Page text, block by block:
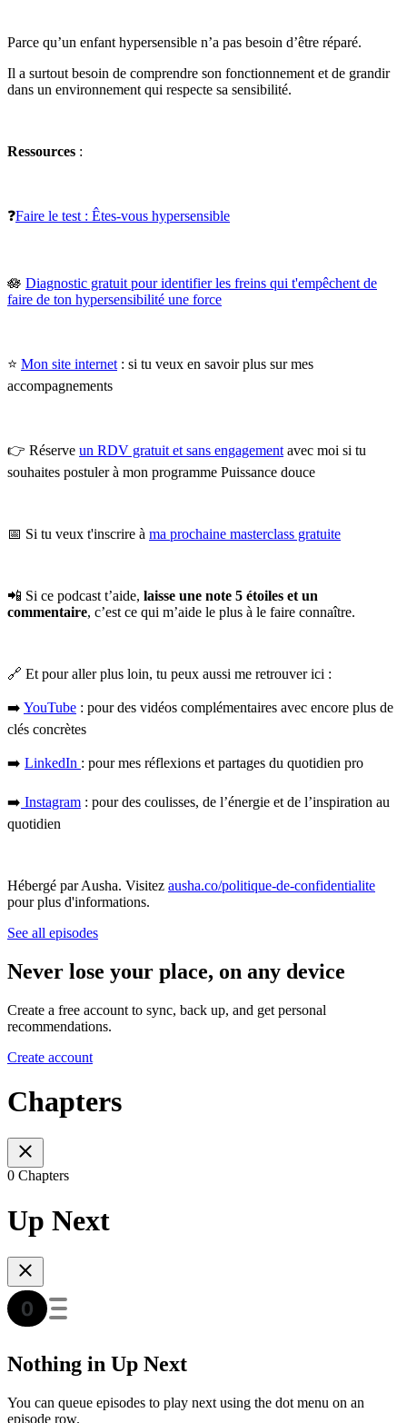
Parce qu’un enfant hypersensible n’a pas besoin d’être réparé.
Il a surtout besoin de comprendre son fonctionnement et de grandir
dans un environnement qui respecte sa sensibilité.
Ressources :
❓Faire le test : Êtes-vous hypersensible
🪷 Diagnostic gratuit pour identifier les freins qui t'empêchent de
faire de ton hypersensibilité une force
⭐ Mon site internet : si tu veux en savoir plus sur mes
accompagnements
👉 Réserve un RDV gratuit et sans engagement avec moi si tu
souhaites postuler à mon programme Puissance douce
📅 Si tu veux t'inscrire à ma prochaine masterclass gratuite
📲 Si ce podcast t’aide, laisse une note 5 étoiles et un
commentaire, c’est ce qui m’aide le plus à le faire connaître.
🔗 Et pour aller plus loin, tu peux aussi me retrouver ici :
➡️ YouTube : pour des vidéos complémentaires avec encore plus de
clés concrètes
➡️ LinkedIn : pour mes réflexions et partages du quotidien pro
➡️ Instagram : pour des coulisses, de l’énergie et de l’inspiration au
quotidien
Hébergé par Ausha. Visitez ausha.co/politique-de-confidentialite
pour plus d'informations.
See all episodes
Never lose your place, on any device
Create a free account to sync, back up, and get personal
recommendations.
Create account
Chapters
0 Chapters
Up Next
Nothing in Up Next
You can queue episodes to play next using the dot menu on an
episode row.